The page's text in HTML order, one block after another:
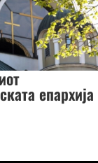
епархија